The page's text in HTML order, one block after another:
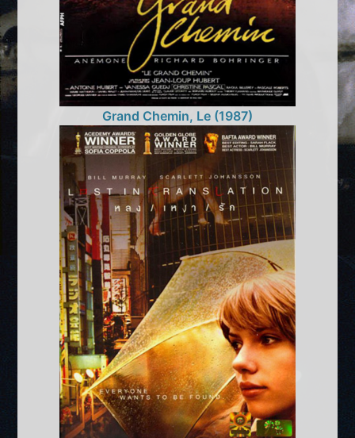
Grand Chemin, Le (1987)